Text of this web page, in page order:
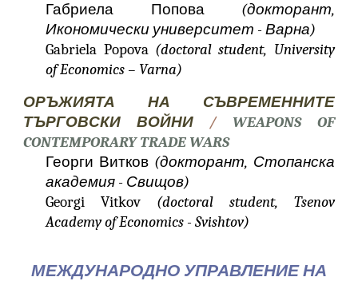
Габриела Попова (докторант,
Икономически университет - Варна)
Gabriela Popova (doctoral student, University
of Economics – Varna)
ОРЪЖИЯТА НА СЪВРЕМЕННИТЕ
ТЪРГОВСКИ ВОЙНИ / WEAPONS OF
CONTEMPORARY TRADE WARS
Георги Витков (докторант, Стопанска
академия - Свищов)
Georgi Vitkov (doctoral student, Tsenov
Academy of Economics - Svishtov)
МЕЖДУНАРОДНО УПРАВЛЕНИЕ НА